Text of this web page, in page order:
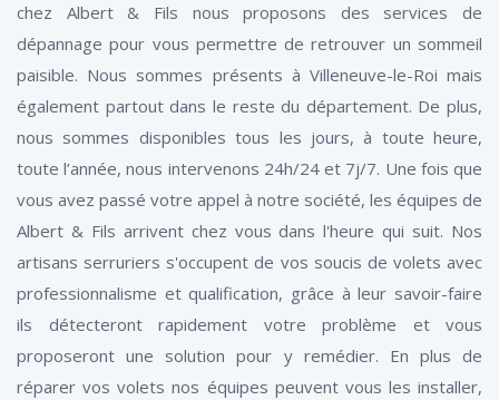
chez Albert & Fils nous proposons des services de
dépannage pour vous permettre de retrouver un sommeil
paisible. Nous sommes présents à Villeneuve-le-Roi mais
également partout dans le reste du département. De plus,
nous sommes disponibles tous les jours, à toute heure,
toute l’année, nous intervenons 24h/24 et 7j/7. Une fois que
vous avez passé votre appel à notre société, les équipes de
Albert & Fils arrivent chez vous dans l'heure qui suit. Nos
artisans serruriers s'occupent de vos soucis de volets avec
professionnalisme et qualification, grâce à leur savoir-faire
ils détecteront rapidement votre problème et vous
proposeront une solution pour y remédier. En plus de
réparer vos volets nos équipes peuvent vous les installer,